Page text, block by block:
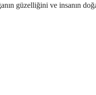
güzelliğini ve insanın